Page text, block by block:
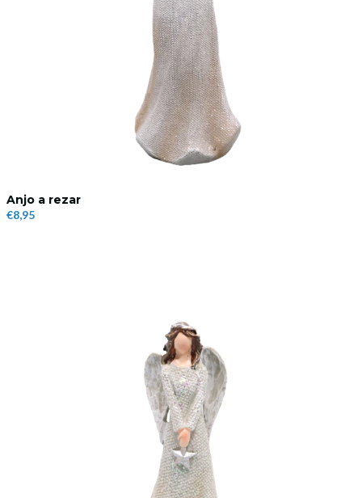
Anjo a rezar
€8,95